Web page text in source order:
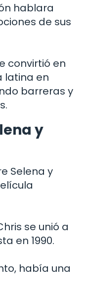
hablara
de sus
convirtió en
latina en
barreras y
y
Selena y
se unió a
en 1990.
había una